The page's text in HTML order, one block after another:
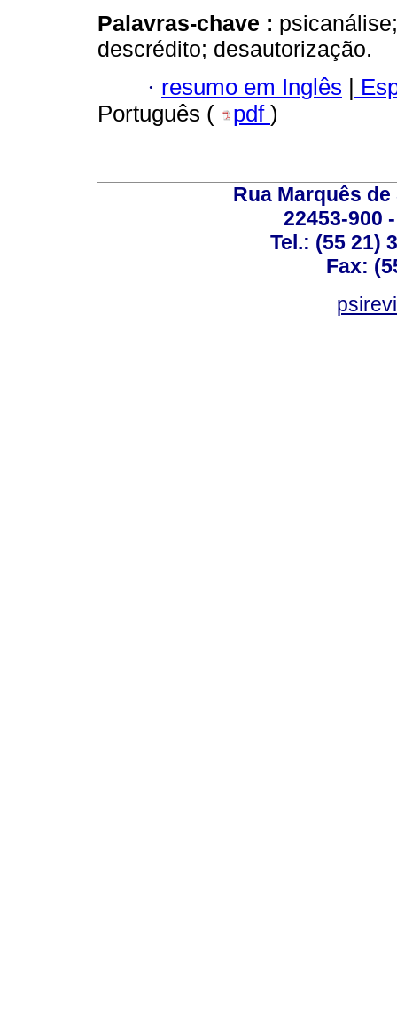
Palavras-chave :
descrédito; desautorização.
· resumo em Inglês |
Português (
pdf )
Rua Marquês de
22453-900
Tel.: (55 21)
Fax: